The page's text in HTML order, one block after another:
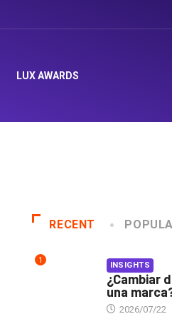
LUX AWARDS
RECENT
1 INSIGHTS
¿Cambiar
una
2026/07/22